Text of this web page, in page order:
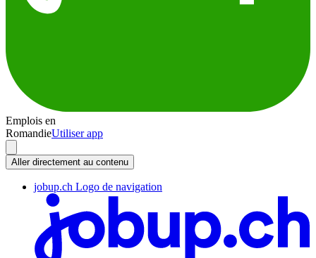
Emplois en
RomandieUtiliser app
Aller directement au contenu
jobup.ch Logo de navigation